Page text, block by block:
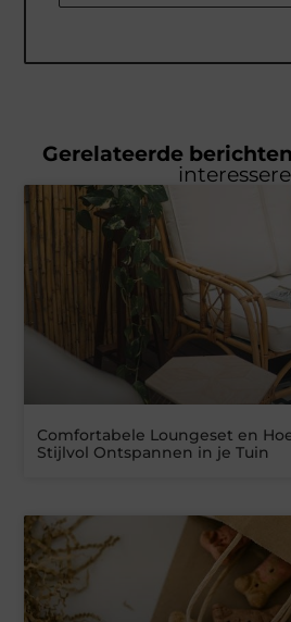
Gerelateerde berichten
Comfortabele Loungeset en
Stijlvol Ontspannen in je Tuin